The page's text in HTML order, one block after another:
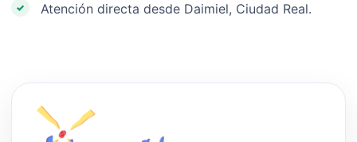
Atención directa desde Daimiel, Ciudad Real.